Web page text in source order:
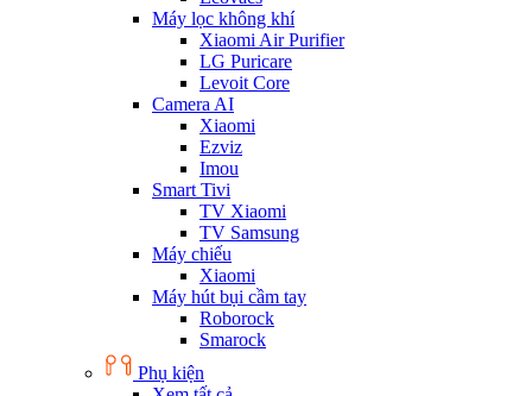
Máy lọc không khí
Xiaomi Air Purifier
LG Puricare
Levoit Core
Camera AI
Xiaomi
Ezviz
Imou
Smart Tivi
TV Xiaomi
TV Samsung
Máy chiếu
Xiaomi
Máy hút bụi cầm tay
Roborock
Smarock
Phụ kiện